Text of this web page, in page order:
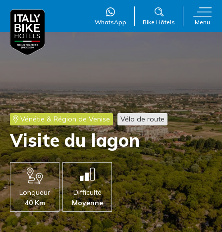
Menu
Bike Hôtels
WhatsApp
Vénétie & Région de Venise Vélo de route
Visite du lagon
Longueur
40 Km
Difficulté
Moyenne
WillAI
●Online ×